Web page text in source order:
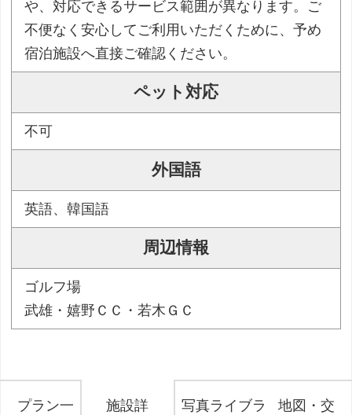
や、対応できるサービス範囲が異なります。ご
不便なく安心してご利用いただくために、予め
宿泊施設へ直接ご確認ください。
ペット対応
不可
外国語
英語、韓国語
周辺情報
ゴルフ場
武雄・嬉野ＣＣ・若木ＧＣ
プラン一
施設詳
写真ライブラ
地図・交